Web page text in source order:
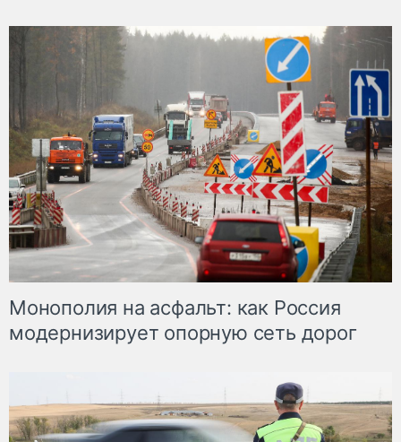
Монополия на асфальт: как Россия
модернизирует опорную сеть дорог